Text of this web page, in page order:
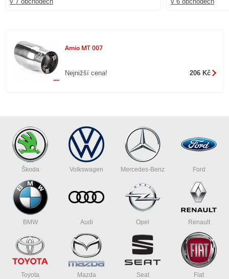
Amio MT 007
Nejnižší cena! 206 Kč
Škoda Volkswagen Mercedes-Benz Ford
BMW Audi Opel Renault
Toyota Mazda Seat Fiat